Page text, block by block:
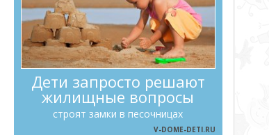
Дети запросто решают
жилищные вопросы
строят замки в песочницах
V-DOME-DETI.RU